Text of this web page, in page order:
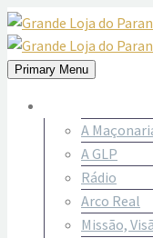
Primary Menu
A
A GLP
Rádio
Arco Real
Missão,